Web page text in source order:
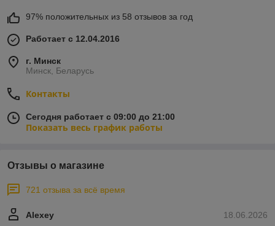
97% положительных из 58 отзывов за год
Работает с 12.04.2016
г. Минск
Минск, Беларусь
Контакты
Сегодня работает с 09:00 до 21:00
Показать весь график работы
Отзывы о магазине
721 отзыва за всё время
18.06.2026
Alexey